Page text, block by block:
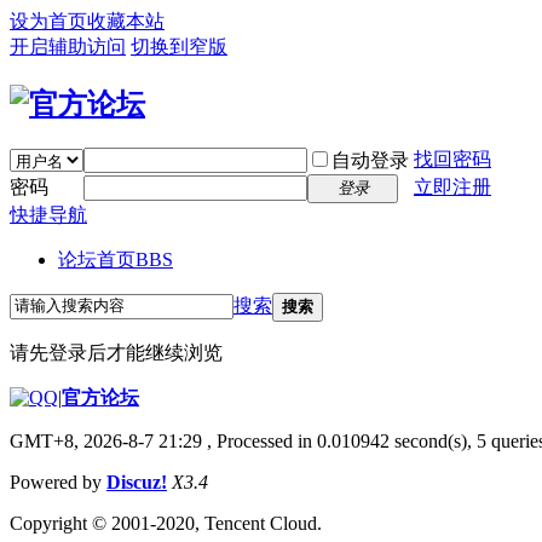
设为首页收藏本站
开启辅助访问 切换到窄版
自动登录 找回密码
密码
登录
立即注册
快捷导航
论坛首页BBS
搜索 搜索
请先登录后才能继续浏览
|官方论坛
GMT+8, 2026-8-7 21:29 , Processed in 0.010942 second(s), 5
Powered by Discuz! X3.4
Copyright © 2001-2020, Tencent Cloud.